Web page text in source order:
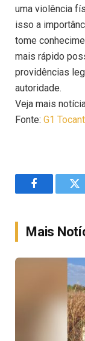
uma violência
isso a
tome
mais rápido
providências
autoridade.
Veja mais
Fonte: G1
Facebook
Mais